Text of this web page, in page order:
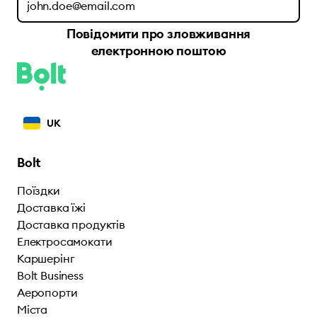
Повідомити про зловживання
електронною поштою
UK
Bolt
Поїздки
Доставка їжі
Доставка продуктів
Електросамокати
Каршерінг
Bolt Business
Аеропорти
Міста